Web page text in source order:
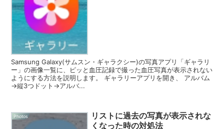
Samsung Galaxy(サムスン・ギャラクシー)の写真アプリ「ギャラリ
ー」の画像一覧に、ピッと血圧記録で撮った血圧写真が表示されない
ようにする方法を説明します。 ギャラリーアプリを開き、 アルバム
→縦3つドット→アルバ...
Photos
リストに過去の写真が表示されな
くなった時の対処法